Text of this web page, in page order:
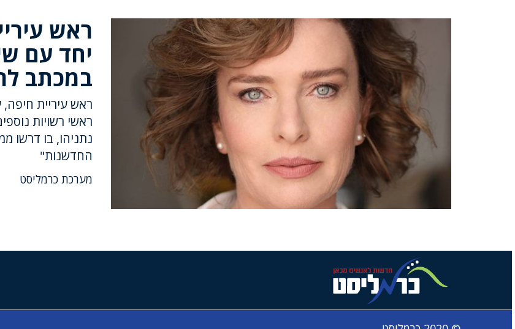
ראש
יחד עם
במכתב
ראש עיריית
ראשי רשויות
נתניהו, בו דרשו
החדשנות"
מערכת כרמליסט